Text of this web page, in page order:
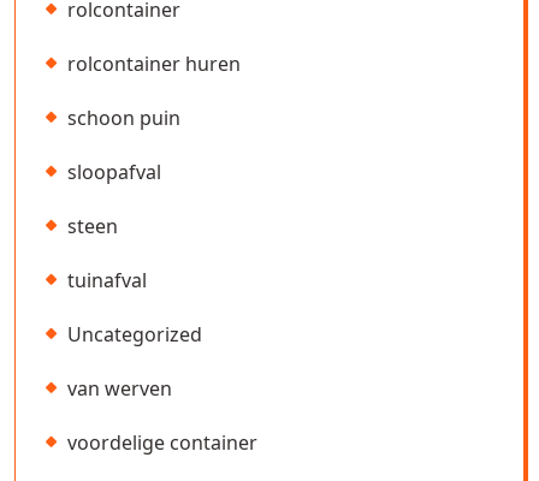
rolcontainer
rolcontainer huren
schoon puin
sloopafval
steen
tuinafval
Uncategorized
van werven
voordelige container